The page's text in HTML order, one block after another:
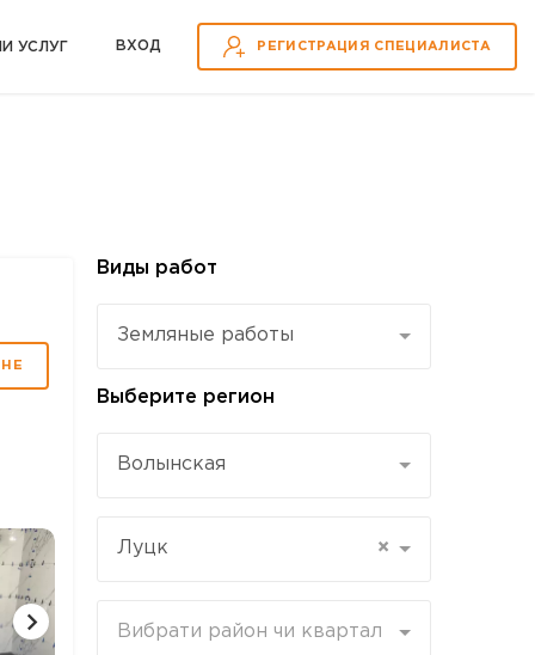
УСЛУГ ВХOД РЕГИСТРАЦИЯ СПЕЦИАЛИСТА
Виды работ
Земляные работы
Выберите регион
Волынская
×
Луцк
Вибрати район чи квартал